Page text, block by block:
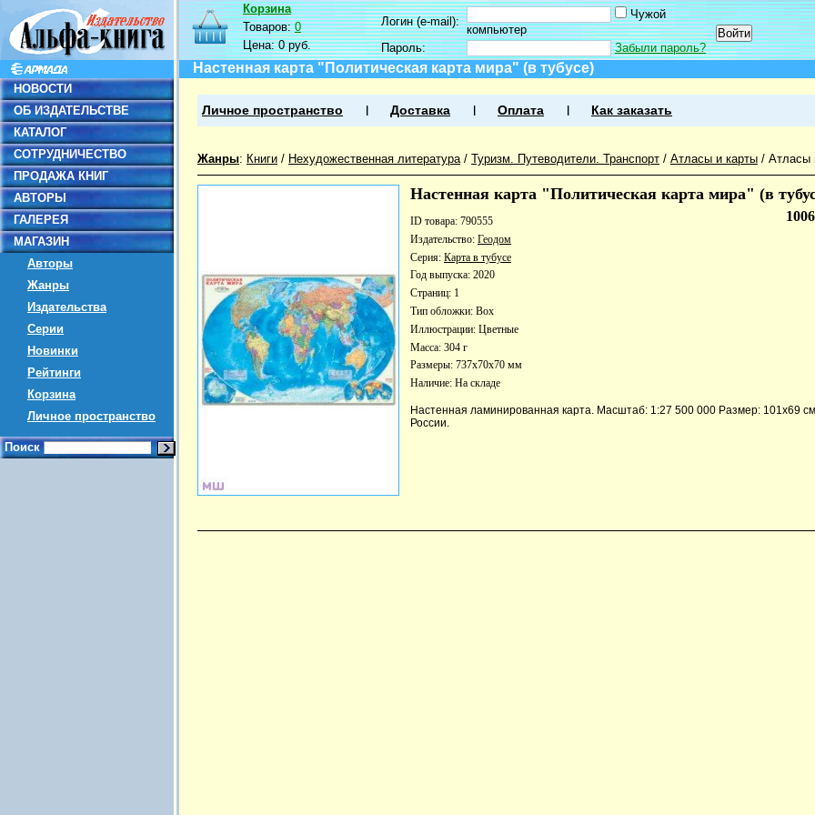
НОВОСТИ
ОБ ИЗДАТЕЛЬСТВЕ
КАТАЛОГ
СОТРУДНИЧЕСТВО
ПРОДАЖА КНИГ
АВТОРЫ
ГАЛЕРЕЯ
МАГАЗИН
Авторы
Жанры
Издательства
Серии
Новинки
Рейтинги
Корзина
Личное пространство
Поиск
Корзина
Товаров:0
Цена:0 руб.
Логин (e-mail):
Чужой
компьютер
Пароль:
Забыли пароль?
Настенная карта "Политическая карта мира" (в тубусе)
Личное пространство Доставка Оплата Как заказать
Жанры: Книги / Нехудожественная литература/ Туризм. Путеводители. Транспорт / Атласы и карты / Атласы
Настенная карта "Политическая карта мира" (в
ID товара: 790555
Издательство: Геодом
Серия: Карта в тубусе
Год выпуска: 2020
Страниц: 1
Тип обложки: Box
Иллюстрации: Цветные
Масса: 304 г
Размеры: 737x70x70 мм
Наличие: На складе
Настенная ламинированная карта. Масштаб: 1:27 500 000 Размер: 101х69
России.